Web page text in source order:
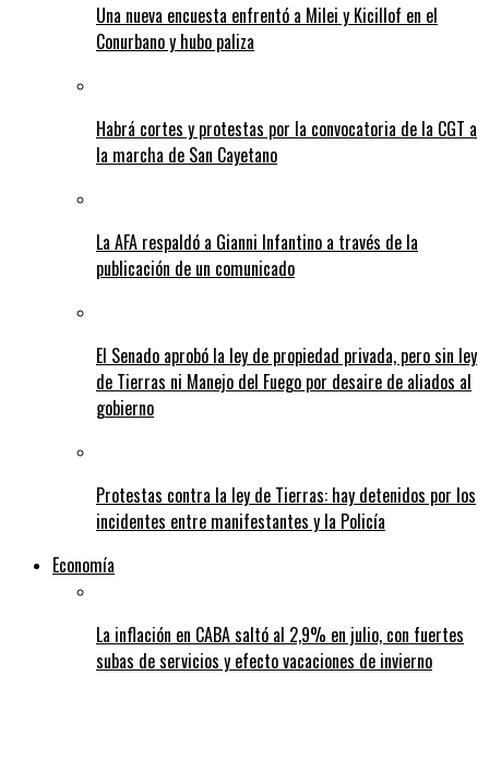
Una nueva encuesta enfrentó a Milei y Kicillof en el
Conurbano y hubo paliza
Habrá cortes y protestas por la convocatoria de la CGT a
la marcha de San Cayetano
La AFA respaldó a Gianni Infantino a través de la
publicación de un comunicado
El Senado aprobó la ley de propiedad privada, pero sin ley
de Tierras ni Manejo del Fuego por desaire de aliados al
gobierno
Protestas contra la ley de Tierras: hay detenidos por los
incidentes entre manifestantes y la Policía
Economía
La inflación en CABA saltó al 2,9% en julio, con fuertes
subas de servicios y efecto vacaciones de invierno